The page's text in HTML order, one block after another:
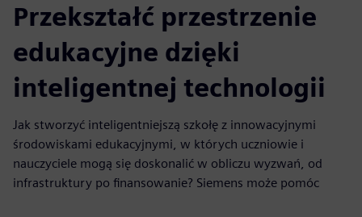
Przekształć przestrzenie
edukacyjne dzięki
inteligentnej technologii
Jak stworzyć inteligentniejszą szkołę z innowacyjnymi
środowiskami edukacyjnymi, w których uczniowie i
nauczyciele mogą się doskonalić w obliczu wyzwań, od
infrastruktury po finansowanie? Siemens może pomóc